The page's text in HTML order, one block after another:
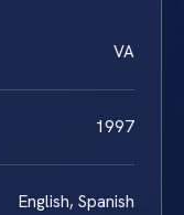
VA
1997
English, Spanish